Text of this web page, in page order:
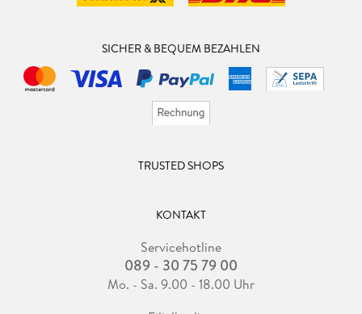
SICHER & BEQUEM BEZAHLEN
TRUSTED SHOPS
KONTAKT
Servicehotline
089 - 30 75 79 00
Mo. - Sa. 9.00 - 18.00 Uhr